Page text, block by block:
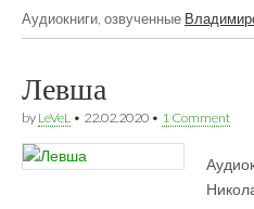
Аудиокниги, озвученные
Левша
by LeVeL • 22.02.2020 • 1 Comment